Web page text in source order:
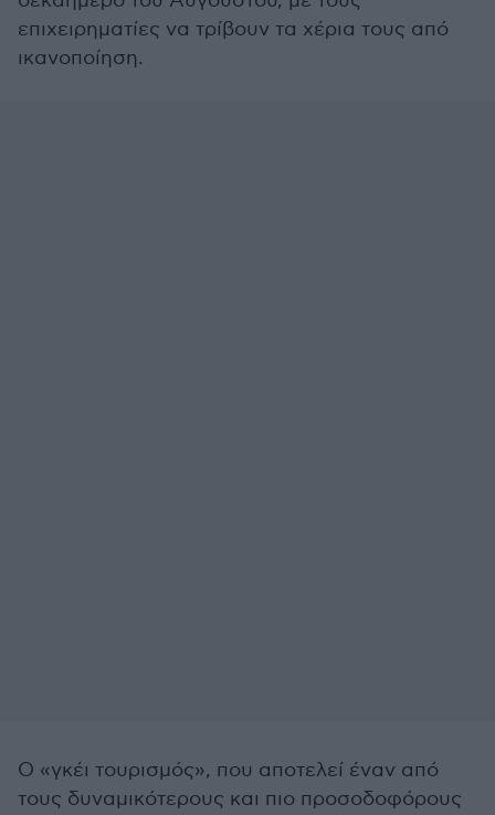
επιχειρηματίες να τρίβουν τα χέρια τους από
ικανοποίηση.
O «γκέι τουρισμός», που αποτελεί έναν από
τους δυναμικότερους και πιο προσοδοφόρους